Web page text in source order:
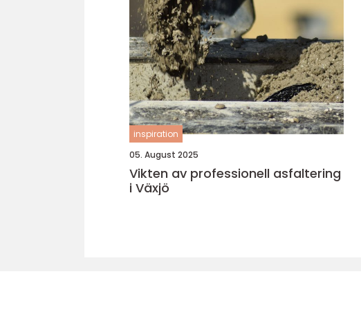
inspiration
05. August 2025
Vikten av professionell asfaltering
i Växjö